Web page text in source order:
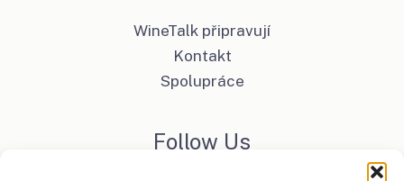
WineTalk připravují
Kontakt
Spolupráce
Follow Us